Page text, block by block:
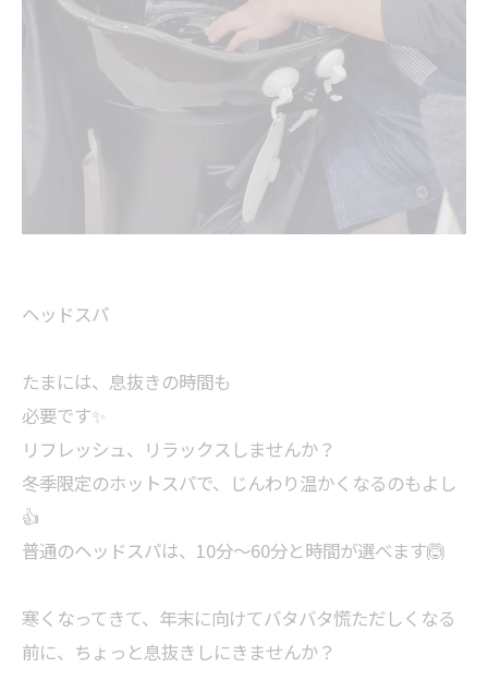
ヘッドスパ
たまには、息抜きの時間も
必要です✨
リフレッシュ、リラックスしませんか？
冬季限定のホットスパで、じんわり温かくなるのもよし
👍
普通のヘッドスパは、10分〜60分と時間が選べます🙆
寒くなってきて、年末に向けてバタバタ慌ただしくなる
前に、ちょっと息抜きしにきませんか？